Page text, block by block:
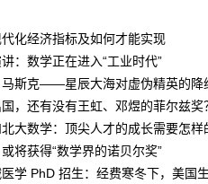
化经济指标及如何才能实现
：数学正在进入“工业时代”
马斯克——星辰大海对虚伪精英的降
，还有没有王虹、邓煜的菲尔兹奖
大数学：顶尖人才的成长需要怎样
将获得“数学界的诺贝尔奖”
学 PhD 招生：经费寒冬下，美国